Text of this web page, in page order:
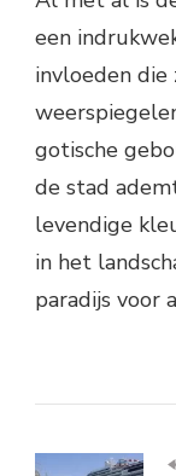
een
invloeden die
gotische
de stad
levendige
in het
paradijs voor